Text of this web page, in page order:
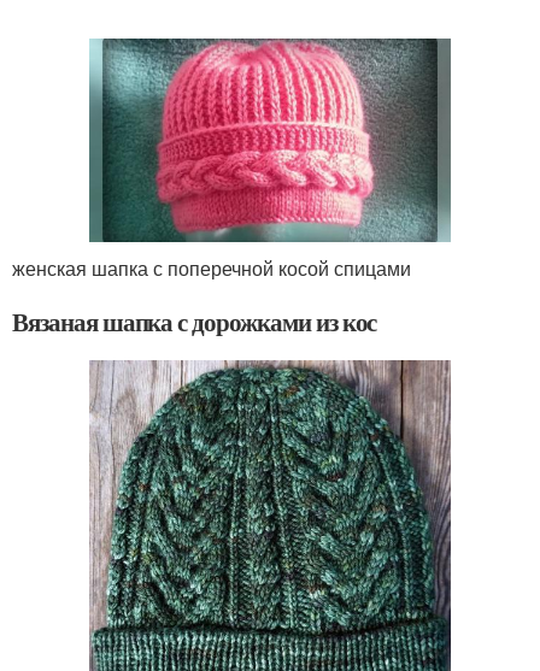
женская шапка с поперечной косой спицами
Вязаная шапка с дорожками из кос